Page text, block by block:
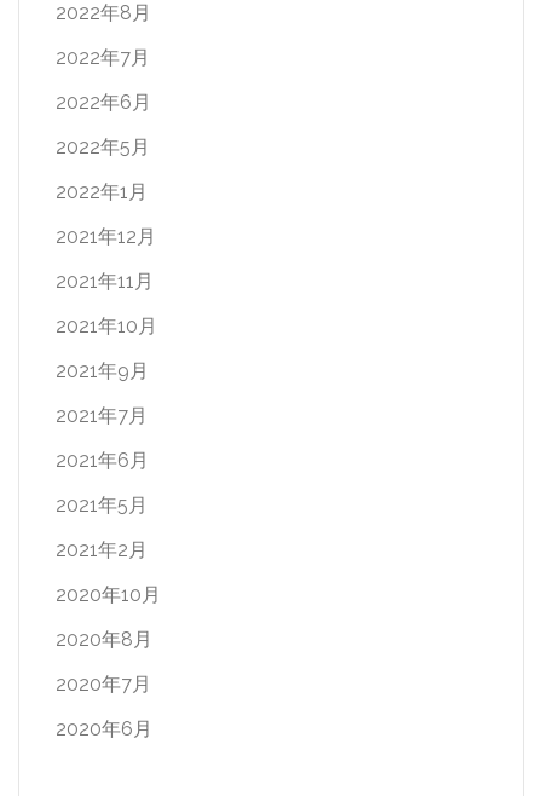
2022年8月
2022年7月
2022年6月
2022年5月
2022年1月
2021年12月
2021年11月
2021年10月
2021年9月
2021年7月
2021年6月
2021年5月
2021年2月
2020年10月
2020年8月
2020年7月
2020年6月